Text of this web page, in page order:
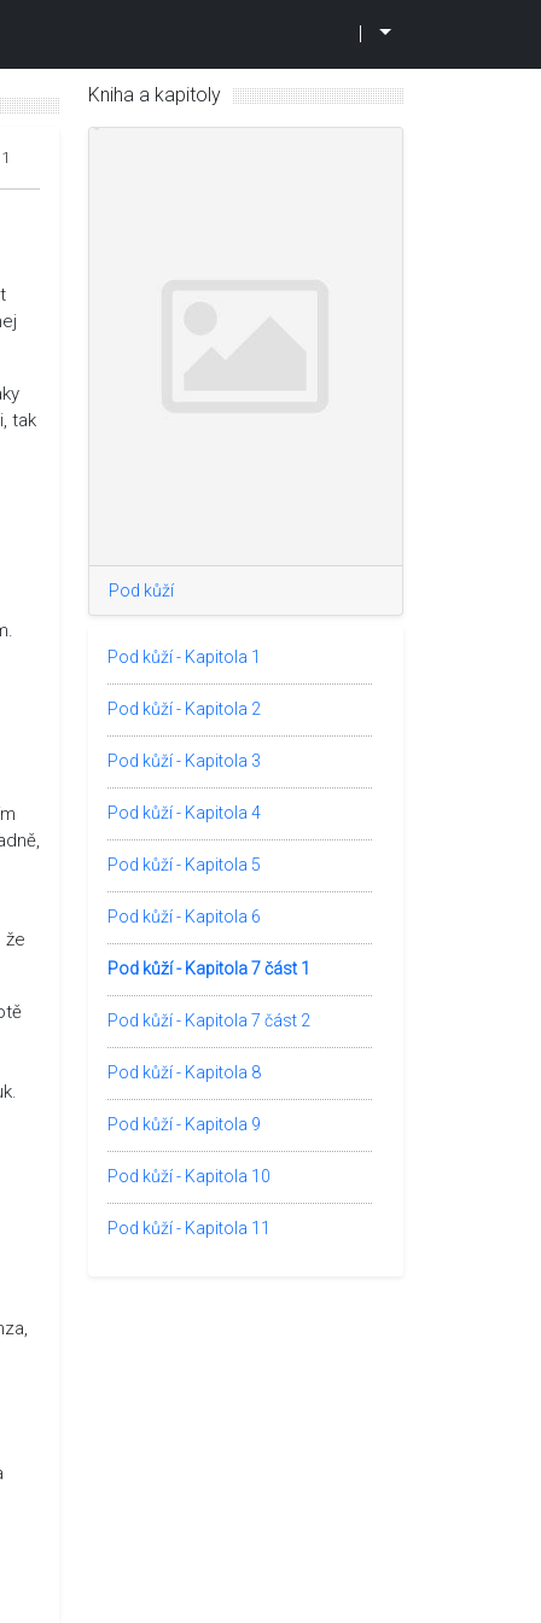
tak
že
Kniha a kapitoly
Pod kůží
Pod kůží - Kapitola 1
Pod kůží - Kapitola 2
Pod kůží - Kapitola 3
Pod kůží - Kapitola 4
Pod kůží - Kapitola 5
Pod kůží - Kapitola 6
Pod kůží - Kapitola 7 část 1
Pod kůží - Kapitola 7 část 2
Pod kůží - Kapitola 8
Pod kůží - Kapitola 9
Pod kůží - Kapitola 10
Pod kůží - Kapitola 11